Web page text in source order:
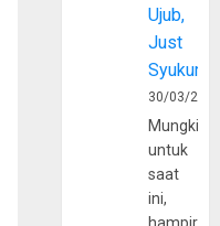
Ujub,
Just
Syukur
30/03/
Mungkin
untuk
saat
ini,